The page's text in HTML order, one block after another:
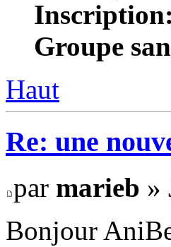
Inscription:
Groupe
Haut
Re: une
par marieb »
Bonjour